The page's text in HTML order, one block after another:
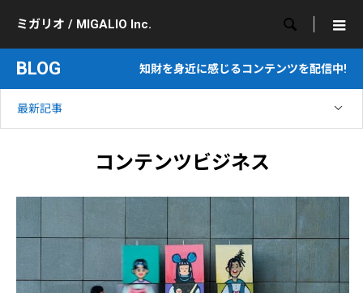
ミガリオ / MIGALIO Inc. 
BLOG 知財を身近に感じるコンテンツを配信中!
最新記事
コンテンツビジネス